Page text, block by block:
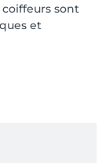
sont
et